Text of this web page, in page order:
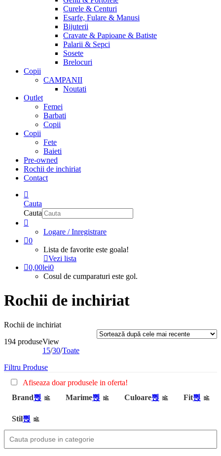
Curele & Centuri
Esarfe, Fulare & Manusi
Bijuterii
Cravate & Papioane & Batiste
Palarii & Sepci
Sosete
Brelocuri
Copii
CAMPANII
Noutati
Outlet
Femei
Barbati
Copii
Copii
Fete
Baieti
Pre-owned
Rochii de inchiriat
Contact
Cauta
Cauta
Logare / Inregistrare
0
Lista de favorite este goala!
Vezi lista
0,00lei0
Cosul de cumparaturi este gol.
Rochii de inchiriat
Rochii de inchiriat
194 produseView
15/30/Toate
Filtru Produse
Afiseaza doar produsele in oferta!
Brand
Marime Culoare Fit
Stil